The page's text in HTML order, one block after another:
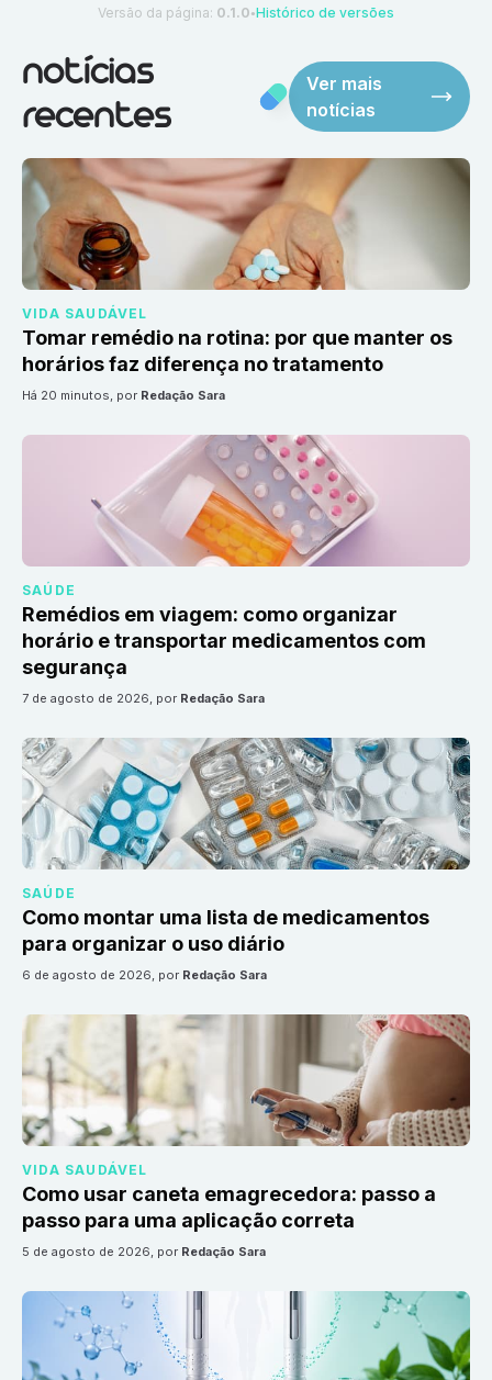
Versão da página: 0.1.0 ●Histórico de versões
notícias
recentes
Ver mais
notícias
VIDA SAUDÁVEL
Tomar remédio na rotina: por que manter os
horários faz diferença no tratamento
há 20 minutos, por Redação Sara
SAÚDE
Remédios em viagem: como organizar
horário e transportar medicamentos com
segurança
7 de agosto de 2026, por Redação Sara
SAÚDE
Como montar uma lista de medicamentos
para organizar o uso diário
6 de agosto de 2026, por Redação Sara
VIDA SAUDÁVEL
Como usar caneta emagrecedora: passo a
passo para uma aplicação correta
5 de agosto de 2026, por Redação Sara